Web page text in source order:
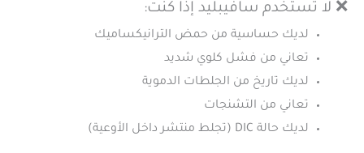
❌ لا تستخدم سافيبليد إذا كنت:
لديك حساسية من حمض الترانيكساميك
تعاني من فشل كلوي شديد
لديك تاريخ من الجلطات الدموية
تعاني من التشنجات
لديك حالة DIC (تجلط منتشر داخل الأوعية)